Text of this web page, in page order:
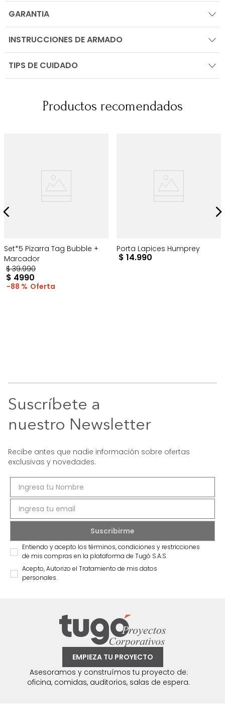
GARANTIA
INSTRUCCIONES DE ARMADO
TIPS DE CUIDADO
Productos recomendados
Set*5 Pizarra Tag Bubble +
Marcador
$ 39.990
$ 4990
88 %
Porta Lapices Humprey
$ 14.990
Suscríbete a
nuestro Newsletter
Recibe antes que nadie información sobre ofertas
exclusivas y novedades.
Entiendo y acepto los términos, condiciones y restricciones
de mis compras en la plataforma de Tugó S.A.S.
Acepto, Autorizo el Tratamiento de mis datos
personales.
EMPIEZA TU PROYECTO
Asesoramos y construímos tu proyecto de:
oficina, comidas, auditorios, salas de espera.